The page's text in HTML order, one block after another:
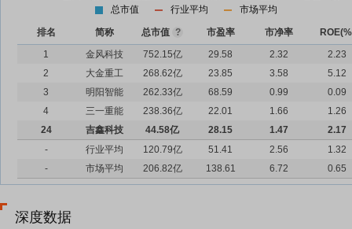
总市值 行业平均 市场平均
排名 简称 总市值 ? 市盈率 市净率
1
金风科技 752.15亿 29.58 2.32
2.23
2
大金重工 268.62亿 23.85 3.58
5.12
3
明阳智能 262.33亿 68.59 0.99
0.09
4
三一重能 238.36亿 22.01 1.66
1.26
24
吉鑫科技 44.58亿 28.15 1.47
2.17
-
行业平均 120.79亿 51.41 2.56
1.32
-
市场平均 206.82亿 138.61 6.72 0.65
深度数据